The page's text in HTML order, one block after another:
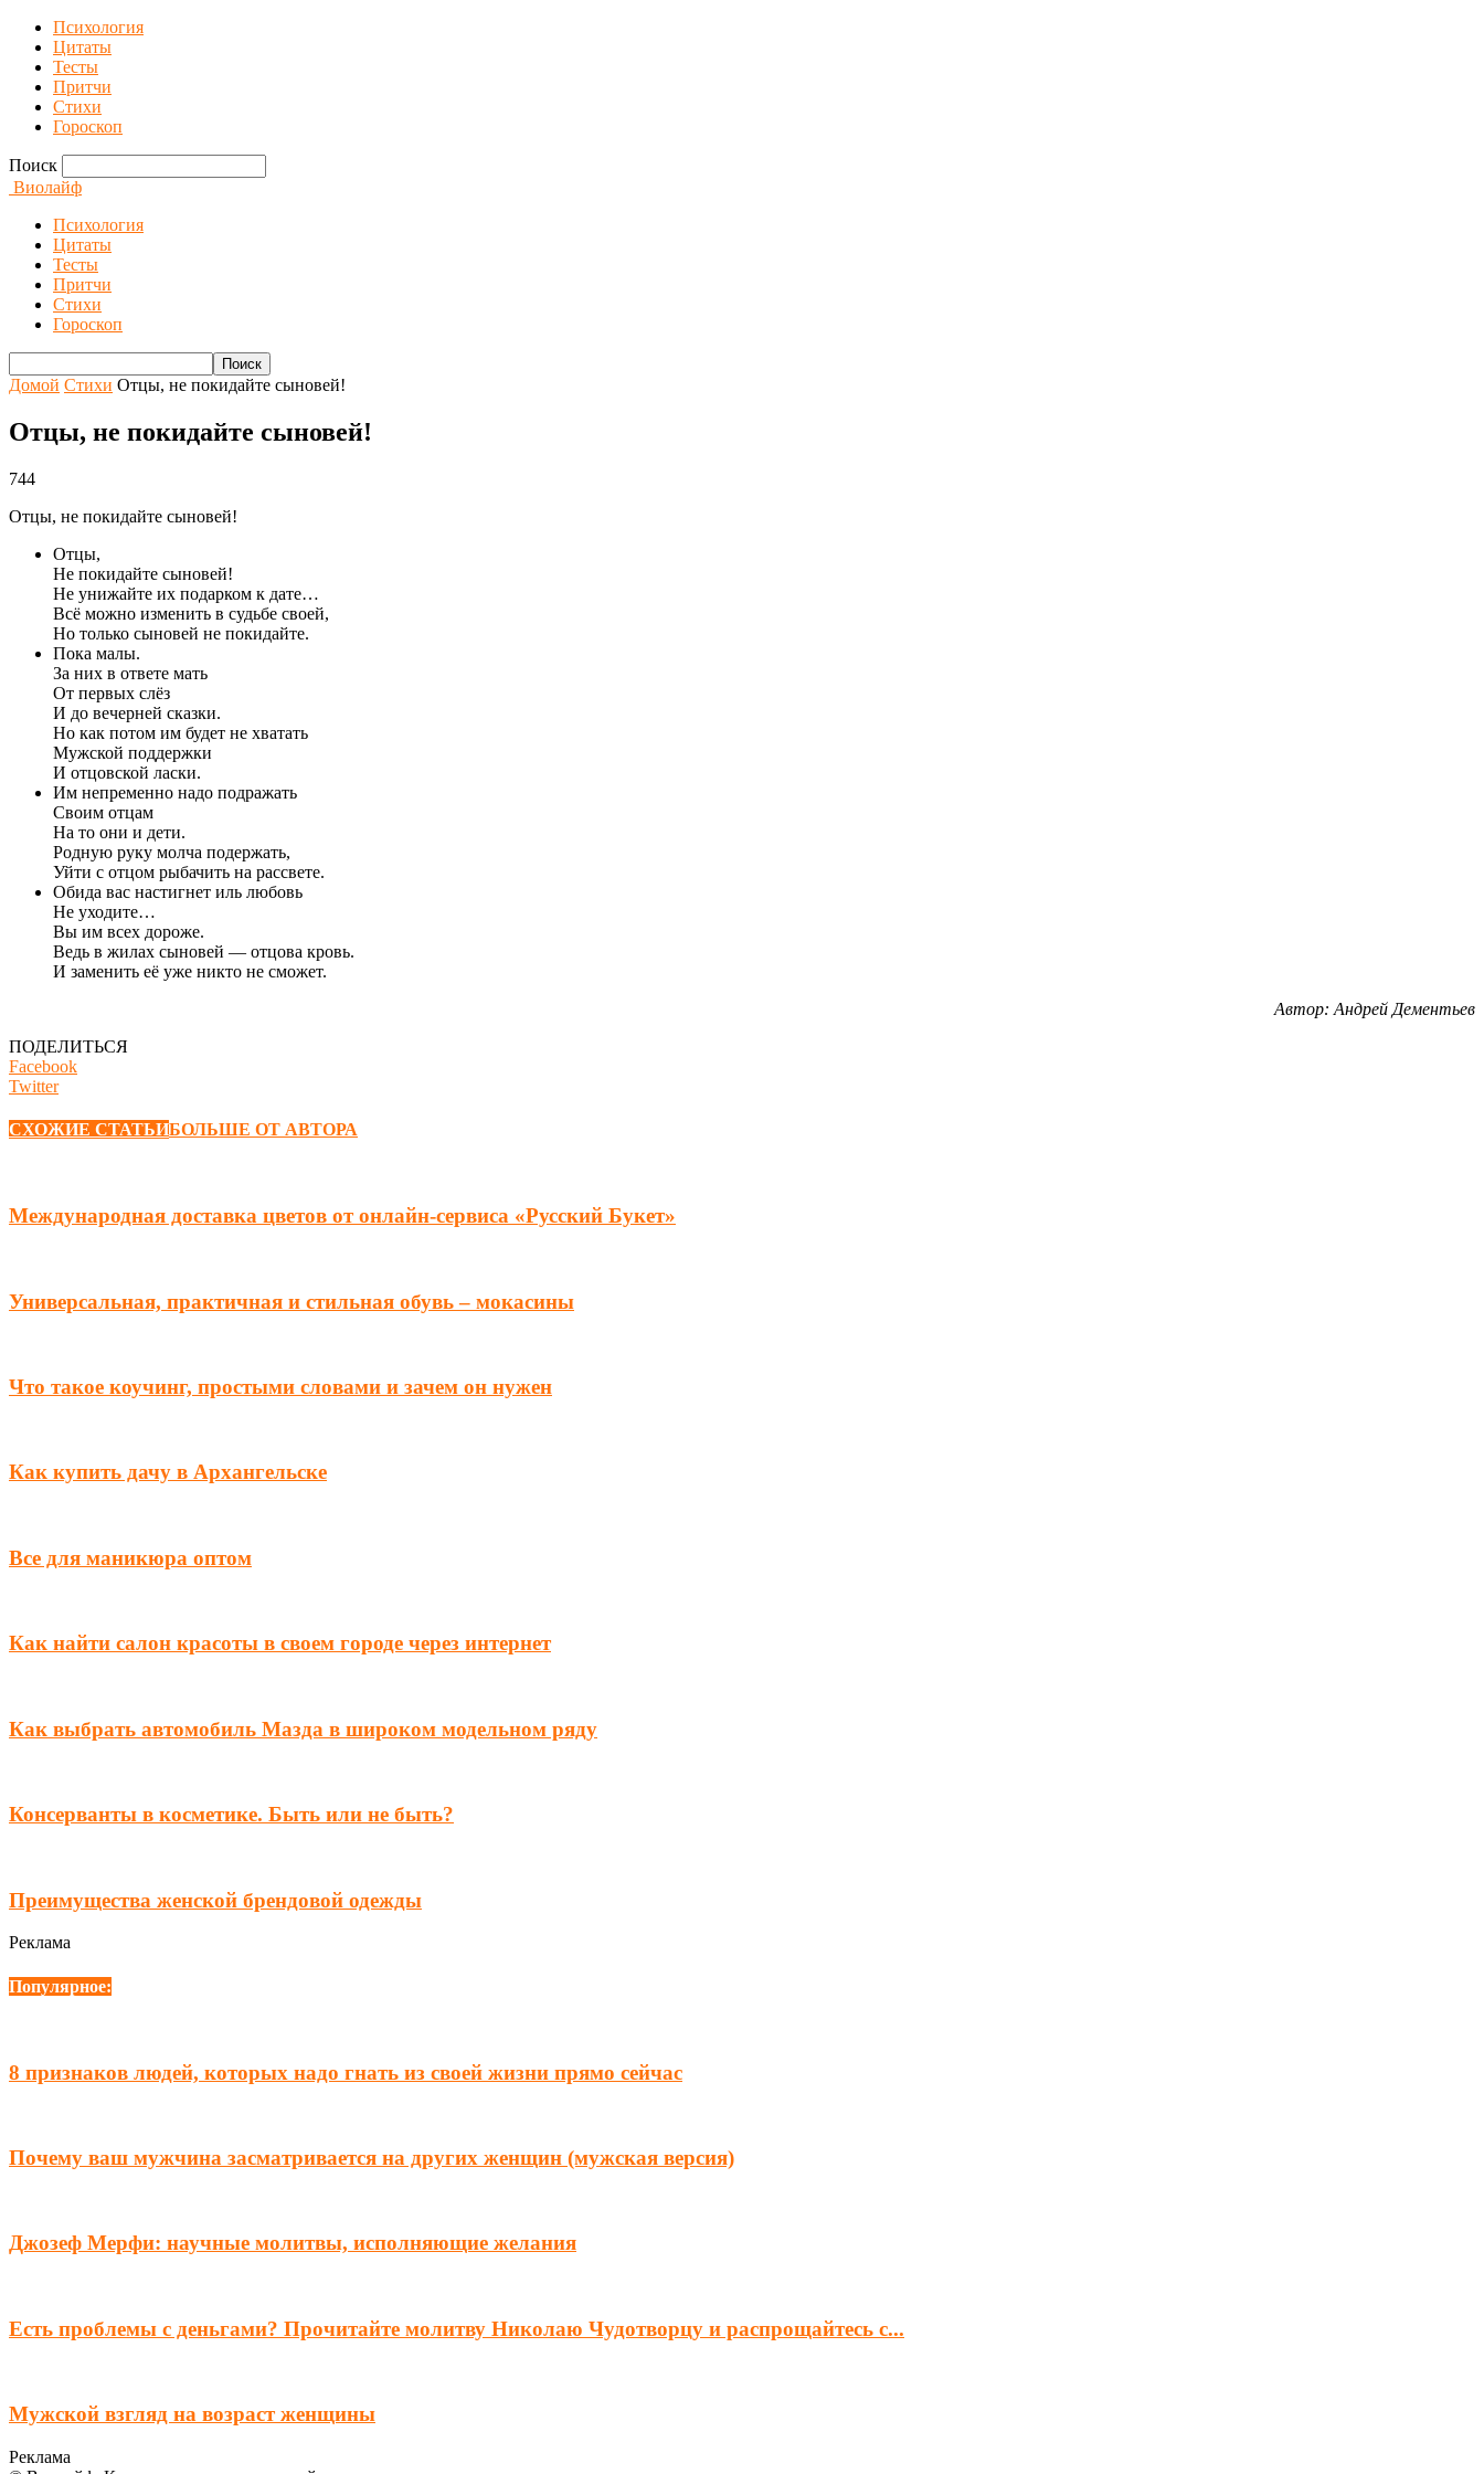
Психология
Цитаты
Тесты
Притчи
Стихи
Гороскоп
Поиск
Виолайф
Психология
Цитаты
Тесты
Притчи
Стихи
Гороскоп
Домой Стихи Отцы, не покидайте сыновей!
Отцы, не покидайте сыновей!
744
Отцы, не покидайте сыновей!
Отцы,
Не покидайте сыновей!
Не унижайте их подарком к дате…
Всё можно изменить в судьбе своей,
Но только сыновей не покидайте.
Пока малы.
За них в ответе мать
От первых слёз
И до вечерней сказки.
Но как потом им будет не хватать
Мужской поддержки
И отцовской ласки.
Им непременно надо подражать
Своим отцам
На то они и дети.
Родную руку молча подержать,
Уйти с отцом рыбачить на рассвете.
Обида вас настигнет иль любовь
Не уходите…
Вы им всех дороже.
Ведь в жилах сыновей — отцова кровь.
И заменить её уже никто не сможет.
Автор: Андрей Дементьев
ПОДЕЛИТЬСЯ
Facebook
Twitter
СХОЖИЕ СТАТЬИБОЛЬШЕ ОТ АВТОРА
Международная доставка цветов от онлайн-сервиса «Русский Букет»
Универсальная, практичная и стильная обувь – мокасины
Что такое коучинг, простыми словами и зачем он нужен
Как купить дачу в Архангельске
Все для маникюра оптом
Как найти салон красоты в своем городе через интернет
Как выбрать автомобиль Мазда в широком модельном ряду
Консерванты в косметике. Быть или не быть?
Преимущества женской брендовой одежды
Реклама
Популярное:
8 признаков людей, которых надо гнать из своей жизни прямо сейчас
Почему ваш мужчина засматривается на других женщин (мужская версия)
Джозеф Мерфи: научные молитвы, исполняющие желания
Есть проблемы с деньгами? Прочитайте молитву Николаю Чудотворцу и распрощайтесь с...
Мужской взгляд на возраст женщины
Реклама